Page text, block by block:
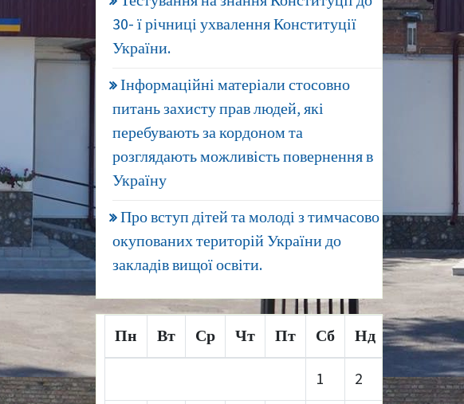
30- ї річниці ухвалення Конституції
України.
Інформаційні матеріали стосовно
питань захисту прав людей, які
перебувають за кордоном та
розглядають можливість повернення в
Україну
Про вступ дітей та молоді з тимчасово
окупованих територій України до
закладів вищої освіти.
Пн Вт Ср Чт Пт Сб Нд
1 2